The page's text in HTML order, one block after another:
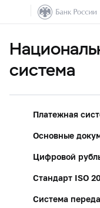
система
Платежная
Основные
Цифровой
Стандарт ISO
Система